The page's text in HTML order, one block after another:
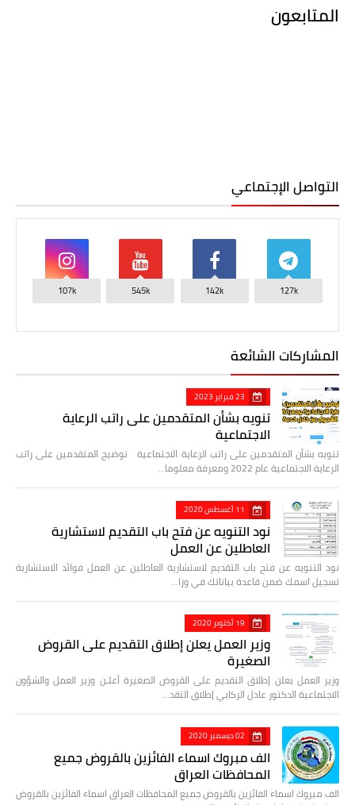
المتابعون
التواصل الإجتماعي
127k
142k
545k
107k
المشاركات الشائعة
23 فبراير 2023
تنويه بشأن المتقدمين على راتب الرعاية
الاجتماعية
تنويه بشأن المتقدمين على راتب الرعاية الاجتماعية توضيح المتقدمين على راتب
الرعاية الاجتماعية عام 2022 ومعرفة معلوما…
11 أغسطس 2020
نود التنويه عن فتح باب التقديم لاستشارية
العاطلين عن العمل
نود التنويه عن فتح باب التقديم لاستشارية العاطلين عن العمل فوائد الاستشارية
تسجيل اسمك ضمن قاعدة بياناتك في وزا…
19 أكتوبر 2020
وزير العمل يعلن إطلاق التقديم على القروض
الصغيرة
وزير العمل يعلن إطلاق التقديم على القروض الصغيرة أعلـن وزير العمل والشؤون
الاجتماعية الدكتور عادل الركابي إطلاق التقد…
02 ديسمبر 2020
الف مبروك اسماء الفائزين بالقروض جميع
المحافظات العراق
الف مبروك اسماء الفائزين بالقروض جميع المحافظات العراق اسماء الفائزين بالقروض